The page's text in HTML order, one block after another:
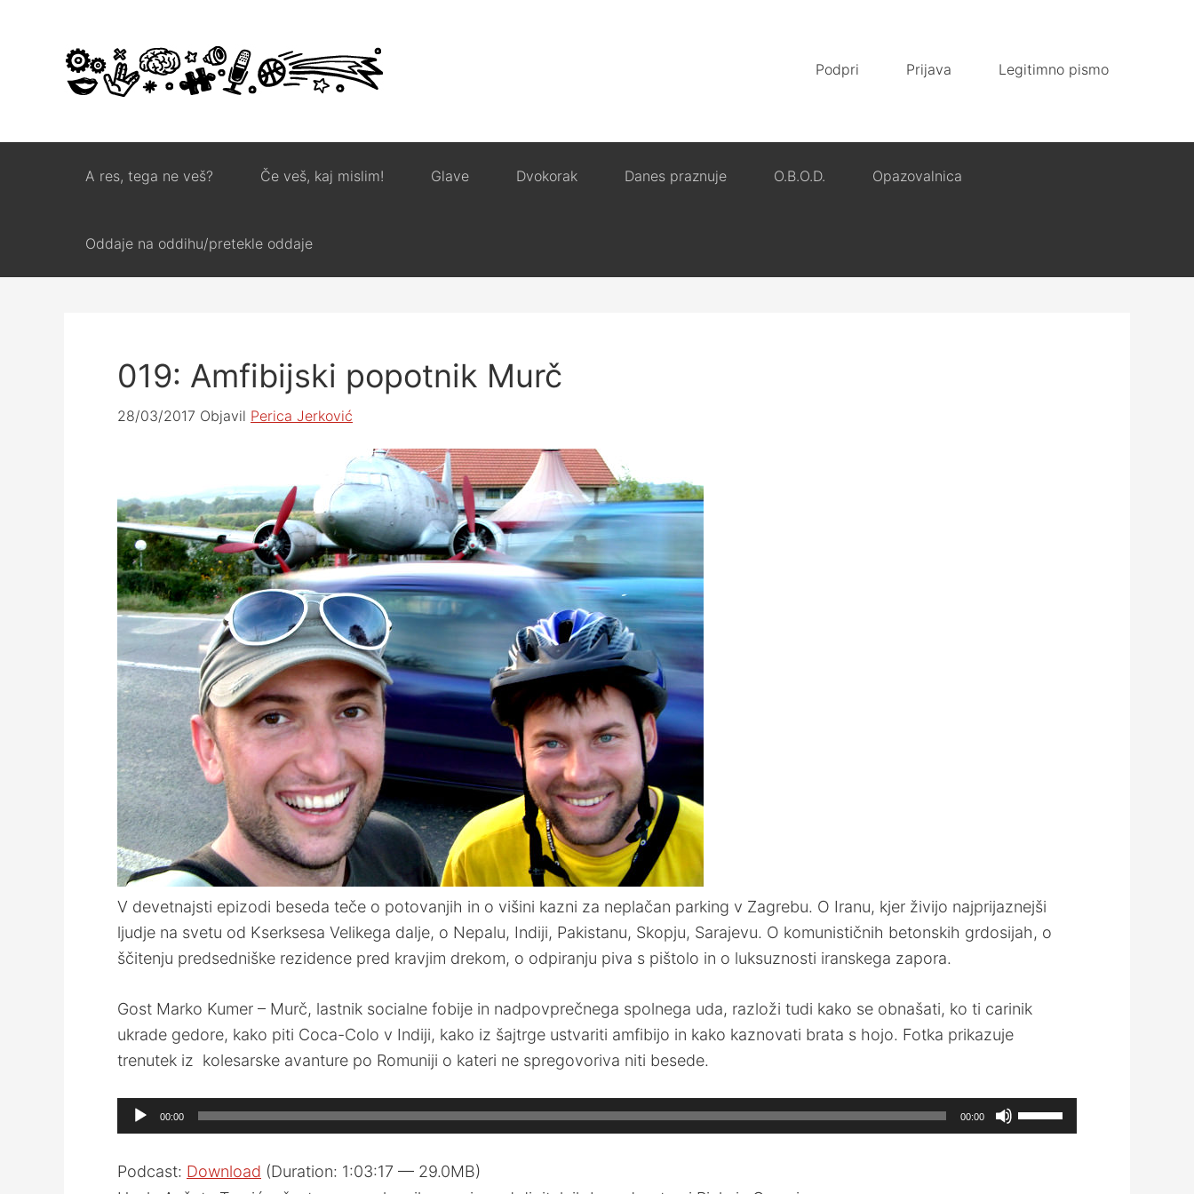
Podpri Prijava Legitimno pismo
A res, tega ne veš? Če veš, kaj mislim! Glave Dvokorak Danes praznuje O.B.O.D. Opazovalnica
Oddaje na oddihu/pretekle oddaje
019: Amfibijski popotnik Murč
28/03/2017 Objavil Perica Jerković
V devetnajsti epizodi beseda teče o potovanjih in o višini kazni za neplačan parking v Zagrebu. O Iranu, kjer živijo najprijaznejši
ljudje na svetu od Kserksesa Velikega dalje, o Nepalu, Indiji, Pakistanu, Skopju, Sarajevu. O komunističnih betonskih grdosijah, o
ščitenju predsedniške rezidence pred kravjim drekom, o odpiranju piva s pištolo in o luksuznosti iranskega zapora.
Gost Marko Kumer – Murč, lastnik socialne fobije in nadpovprečnega spolnega uda, razloži tudi kako se obnašati, ko ti carinik
ukrade gedore, kako piti Coca-Colo v Indiji, kako iz šajtrge ustvariti amfibijo in kako kaznovati brata s hojo. Fotka prikazuje
trenutek iz kolesarske avanture po Romuniji o kateri ne spregovoriva niti besede.
Audio
Player
00:00 00:00
Use
Up/Down
Podcast: Download (Duration: 1:03:17 — 29.0MB)